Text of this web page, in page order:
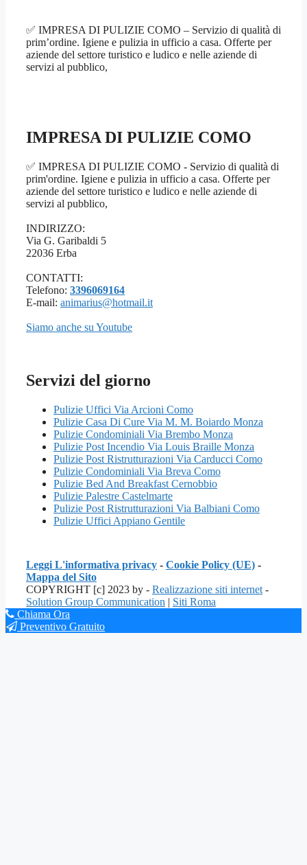
✅ IMPRESA DI PULIZIE COMO – Servizio di qualità di
prim’ordine. Igiene e pulizia in ufficio a casa. Offerte per
aziende del settore turistico e ludico e nelle aziende di
servizi al pubblico,
IMPRESA DI PULIZIE COMO
✅ IMPRESA DI PULIZIE COMO - Servizio di qualità di
prim'ordine. Igiene e pulizia in ufficio a casa. Offerte per
aziende del settore turistico e ludico e nelle aziende di
servizi al pubblico,
INDIRIZZO:
Via G. Garibaldi 5
22036 Erba
CONTATTI:
Telefono: 3396069164
E-mail: animarius@hotmail.it
Siamo anche su Youtube
Servizi del giorno
Pulizie Uffici Via Arcioni Como
Pulizie Casa Di Cure Via M. M. Boiardo Monza
Pulizie Condominiali Via Brembo Monza
Pulizie Post Incendio Via Louis Braille Monza
Pulizie Post Ristrutturazioni Via Carducci Como
Pulizie Condominiali Via Breva Como
Pulizie Bed And Breakfast Cernobbio
Pulizie Palestre Castelmarte
Pulizie Post Ristrutturazioni Via Balbiani Como
Pulizie Uffici Appiano Gentile
Leggi L'informativa privacy - Cookie Policy (UE) -
Mappa del Sito
COPYRIGHT [c] 2023 by - Realizzazione siti internet -
Solution Group Communication | Siti Roma
Chiama Ora
Preventivo Gratuito